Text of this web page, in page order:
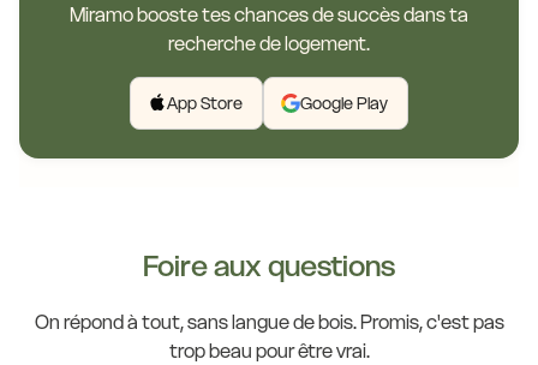
Miramo booste tes chances de succès dans ta
recherche de logement.
App Store Google Play
Foire aux questions
On répond à tout, sans langue de bois. Promis, c'est pas
trop beau pour être vrai.